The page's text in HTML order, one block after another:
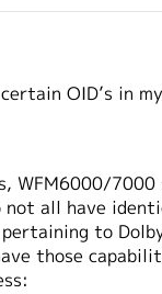
OID’s in
WFM6000/
all have
pertaining to
those